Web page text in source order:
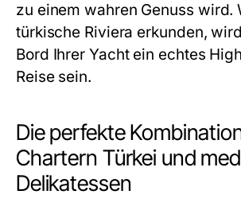
zu einem wahren Genuss wird.
türkische Riviera erkunden,
Bord Ihrer Yacht ein echtes
Reise sein.
Die perfekte
Chartern Türkei und
Delikatessen